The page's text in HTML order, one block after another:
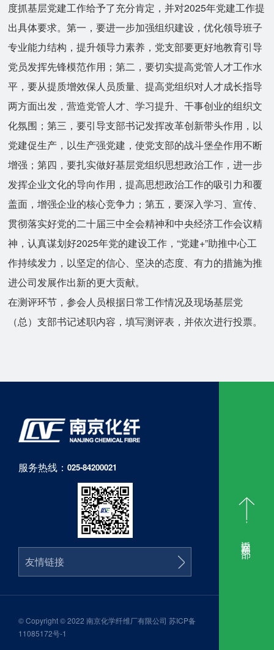
度抓基层党建工作给予了充分肯定，并对2025年党建工作提
出具体要求。第一，要进一步加强组织建设，优化领导班子
专业能力结构，提升领导力素养，党支部要更好地教育引导
党员发挥先锋模范作用；第二，要切实提高党管人才工作水
平，要从提质增效保人员质量、提高党组织对人才成长指导
两方面出发，营造党管人才、学习提升、干事创业的组织文
化氛围；第三，要引导支部书记发挥改革创新带头作用，以
党建促生产，以生产强党建，使党支部的战斗堡垒作用不断
增强；第四，要扎实做好基层党组织思想政治工作，进一步
发挥企业文化的导向作用，提高思想政治工作的吸引力和覆
盖面，增强企业的核心竞争力；第五，要深入学习、宣传、
贯彻落实好党的二十届三中全会精神和中央经济工作会议精
神，认真谋划好2025年党的建设工作，“党建+”助推中心工
作持续发力，以坚定的信心、坚决的态度、有力的措施为推
进公司发展作出新的更大贡献。
在测评环节，参会人员根据日常工作情况及现场基层党
（总）支部书记述职内容，填写测评表，并依次进行投票。
服务热线： 025-84200021
友情链接
© Copyright © 2022 南京化学纤维厂有限公司 苏ICP备
11085172号-1